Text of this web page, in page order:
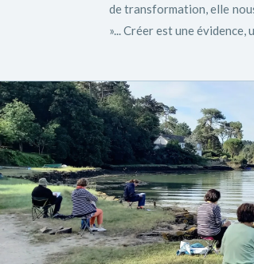
de transformation, elle
»... Créer est une